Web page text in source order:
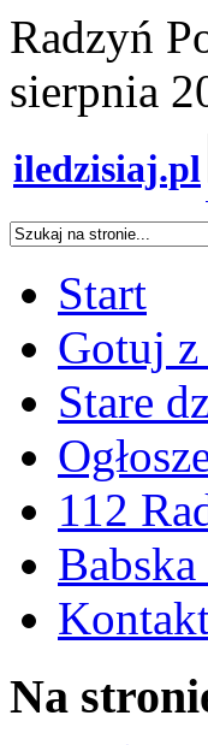
Radzyń
sierpnia
iledzisiaj.pl
Start
Gotuj z
Stare
112
Na